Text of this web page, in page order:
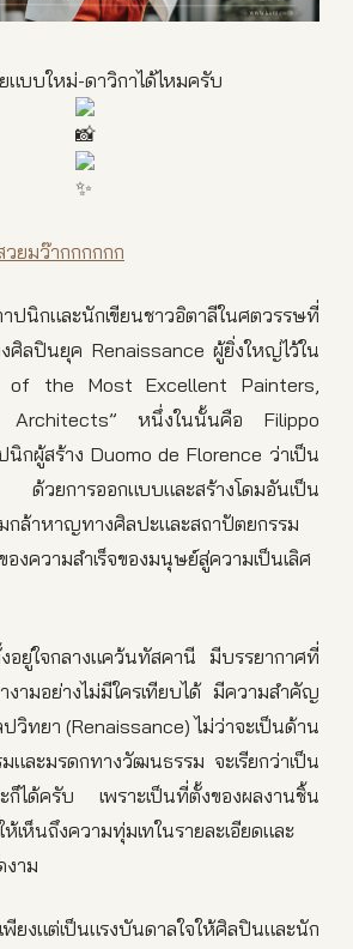
แบบใหม่-ดาวิกาได้ไหมครับ
ยมว๊ากกกกกก
ปนิกและนักเขียนชาวอิตาลีในศตวรรษที่
ศิลปินยุค Renaissance ผู้ยิ่งใหญ่ไว้ใน
of the Most Excellent Painters,
หนึ่งในนั้นคือ Filippo
กผู้สร้าง Duomo de Florence ว่าเป็น
การออกแบบและสร้างโดมอันเป็น
ล้าหาญทางศิลปะและสถาปัตยกรรม
งความสำเร็จของมนุษย์สู่ความเป็นเลิศ
อยู่ใจกลางแคว้นทัสคานี มีบรรยากาศที่
งามอย่างไม่มีใครเทียบได้ มีความสำคัญ
ทยา (Renaissance) ไม่ว่าจะเป็นด้าน
และมรดกทางวัฒนธรรม จะเรียกว่าเป็น
ก็ได้ครับ เพราะเป็นที่ตั้งของผลงานชิ้น
เห็นถึงความทุ่มเทในรายละเอียดและ
าม
ยงแต่เป็นแรงบันดาลใจให้ศิลปินและนัก